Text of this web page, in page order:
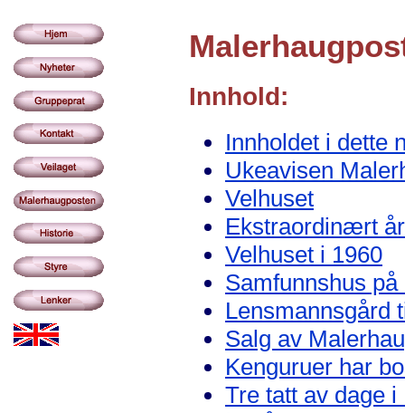
Innhold:
Innholdet i dette
Ukeavisen
Velhuset
Ekstraordinært
Velhuset i 1960
Samfunnshus
Lensmannsgård
Salg av
Kenguruer har
Tre tatt av dage